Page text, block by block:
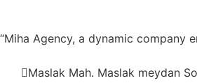
“Miha Agency, a dynamic company
Maslak Mah. Maslak meydan